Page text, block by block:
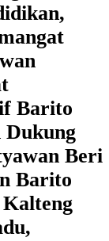
Barito
Dukung
Beri
Barito